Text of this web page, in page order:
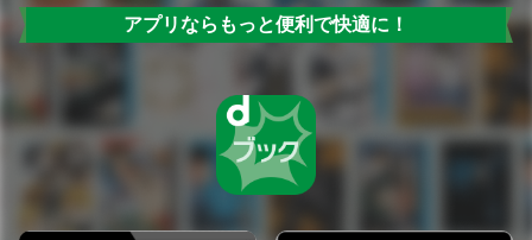
アプリならもっと便利で快適に！